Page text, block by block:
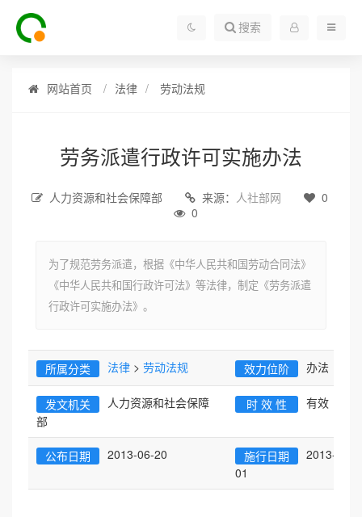
搜索
网站首页 法律 劳动法规
劳务派遣行政许可实施办法
人力资源和社会保障部 来源： 人社部网
0
0
为了规范劳务派遣，根据《中华人民共和国劳动合同法》
《中华人民共和国行政许可法》等法律，制定《劳务派遣
行政许可实施办法》。
所属分类 法律 > 劳动法规 效力位阶 办法
发文机关
人力资源和社会保障
部
时 效 性 有效
公布日期 2013-06-20 施行日期
2013-07-
01